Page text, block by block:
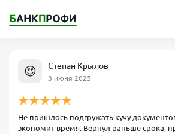
😍 Степан Крылов
3 июня 2025
Не пришлось подгружать кучу
экономит время. Вернул раньше срока,